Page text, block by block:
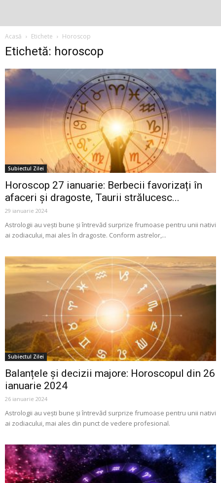
Acasă Etichete Horoscop
Etichetă: horoscop
Subiectul Zilei
Horoscop 27 ianuarie: Berbecii favorizați în
afaceri și dragoste, Taurii strălucesc...
29 ianuarie 2024
Astrologii au veşti bune şi întrevăd surprize frumoase pentru unii nativi
ai zodiacului, mai ales în dragoste. Conform astrelor,...
Subiectul Zilei
Balanțele și decizii majore: Horoscopul din 26
ianuarie 2024
26 ianuarie 2024
Astrologii au veşti bune şi întrevăd surprize frumoase pentru unii nativi
ai zodiacului, mai ales din punct de vedere profesional.